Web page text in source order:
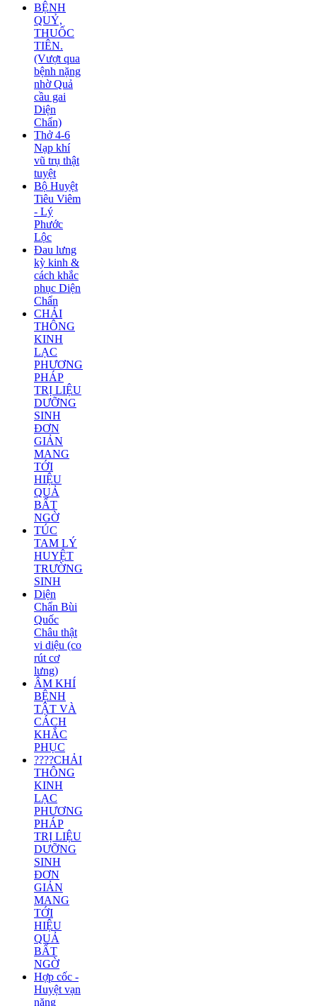
BỆNH
QUỶ,
THUỐC
TIÊN.
(Vượt qua
bệnh nặng
nhờ Quả
cầu gai
Diện
Chẩn)
Thở 4-6
Nạp khí
vũ trụ thật
tuyệt
Bộ Huyệt
Tiêu Viêm
- Lý
Phước
Lộc
Đau lưng
kỳ kinh &
cách khắc
phục Diện
Chẩn
CHẢI
THÔNG
KINH
LẠC
PHƯƠNG
PHÁP
TRỊ LIỆU
DƯỠNG
SINH
ĐƠN
GIẢN
MANG
TỚI
HIỆU
QUẢ
BẤT
NGỜ
TÚC
TAM LÝ
HUYỆT
TRƯỜNG
SINH
Diện
Chẩn Bùi
Quốc
Châu thật
vi diệu (co
rút cơ
lưng)
ÂM KHÍ
BỆNH
TẬT VÀ
CÁCH
KHẮC
PHỤC
????CHẢI
THÔNG
KINH
LẠC
PHƯƠNG
PHÁP
TRỊ LIỆU
DƯỠNG
SINH
ĐƠN
GIẢN
MANG
TỚI
HIỆU
QUẢ
BẤT
NGỜ
Hợp cốc -
Huyệt vạn
năng